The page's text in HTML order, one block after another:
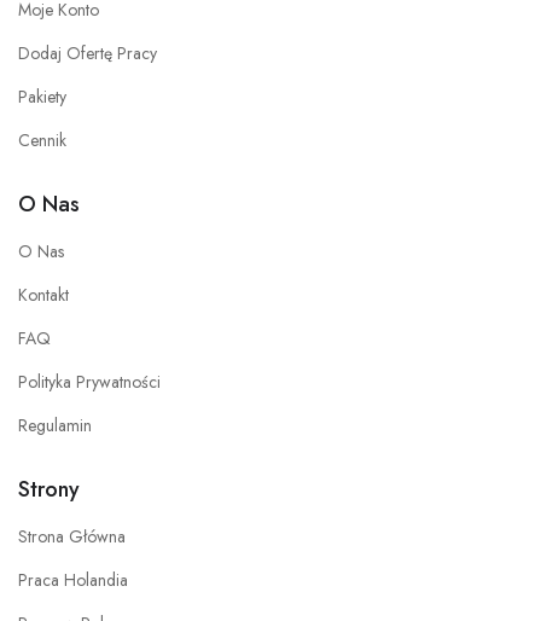
Moje Konto
Dodaj Ofertę Pracy
Pakiety
Cennik
O Nas
O Nas
Kontakt
FAQ
Polityka Prywatności
Regulamin
Strony
Strona Główna
Praca Holandia